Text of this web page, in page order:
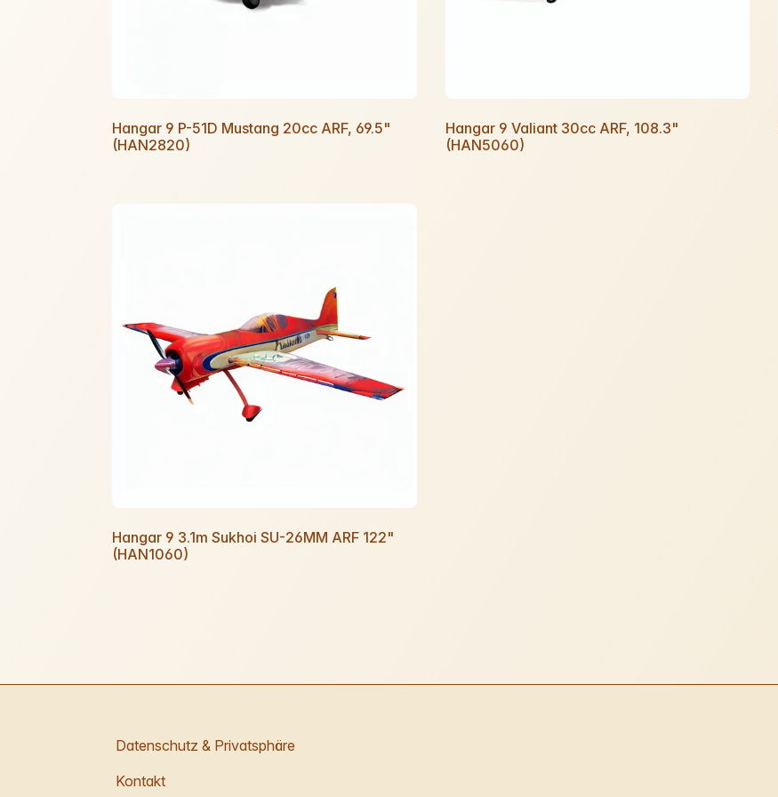
Hangar 9 P-51D Mustang 20cc ARF, 69.5"
(HAN2820)
Hangar 9 Valiant 30cc ARF, 108.3"
(HAN5060)
Hangar 9 3.1m Sukhoi SU-26MM ARF 122"
(HAN1060)
Datenschutz & Privatsphäre
Kontakt